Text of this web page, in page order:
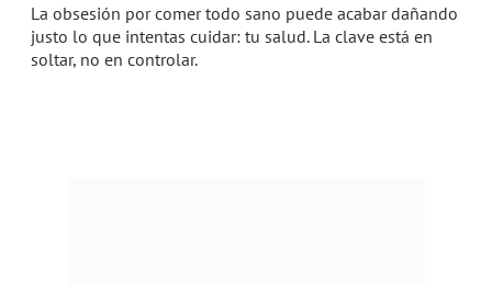
La obsesión por comer todo sano puede acabar dañando
justo lo que intentas cuidar: tu salud. La clave está en
soltar, no en controlar.